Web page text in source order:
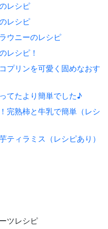
レシピ
レシピ
ウニーのレシピ
レシピ！
プリンを可愛く固めなおす
てたより簡単でした♪
完熟柿と牛乳で簡単（レシ
ティラミス（レシピあり）
ツレシピ